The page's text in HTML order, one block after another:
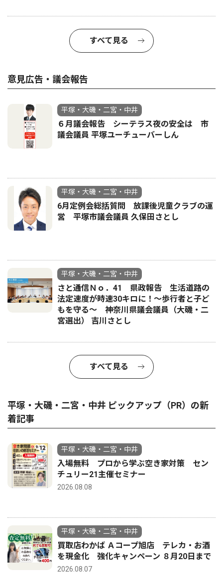
すべて見る
意見広告・議会報告
平塚・大磯・二宮・中井
６月議会報告 シーテラス夜の安全は 市
議会議員 平塚ユーチューバーしん
平塚・大磯・二宮・中井
6月定例会総括質問 放課後児童クラブの運
営 平塚市議会議員 久保田さとし
平塚・大磯・二宮・中井
さと通信Ｎｏ．41 県政報告 生活道路の
法定速度が時速30キロに！〜歩行者と子ど
もを守る〜 神奈川県議会議員（大磯・二
宮選出） 吉川さとし
すべて見る
平塚・大磯・二宮・中井 ピックアップ（PR）の新
着記事
平塚・大磯・二宮・中井
入場無料 プロから学ぶ空き家対策 セン
チュリー21主催セミナー
2026.08.08
平塚・大磯・二宮・中井
買取店わかば Ａコープ旭店 テレカ・お酒
を現金化 強化キャンペーン ８月20日まで
2026.08.07